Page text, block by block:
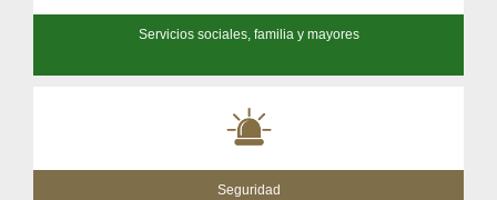
Servicios sociales, familia y mayores
Seguridad